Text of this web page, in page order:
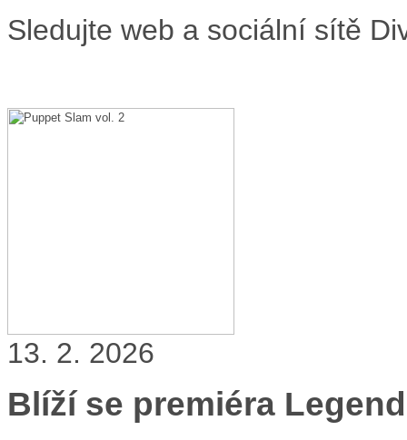
Sledujte web a sociální sítě
13. 2. 2026
Blíží se premiéra